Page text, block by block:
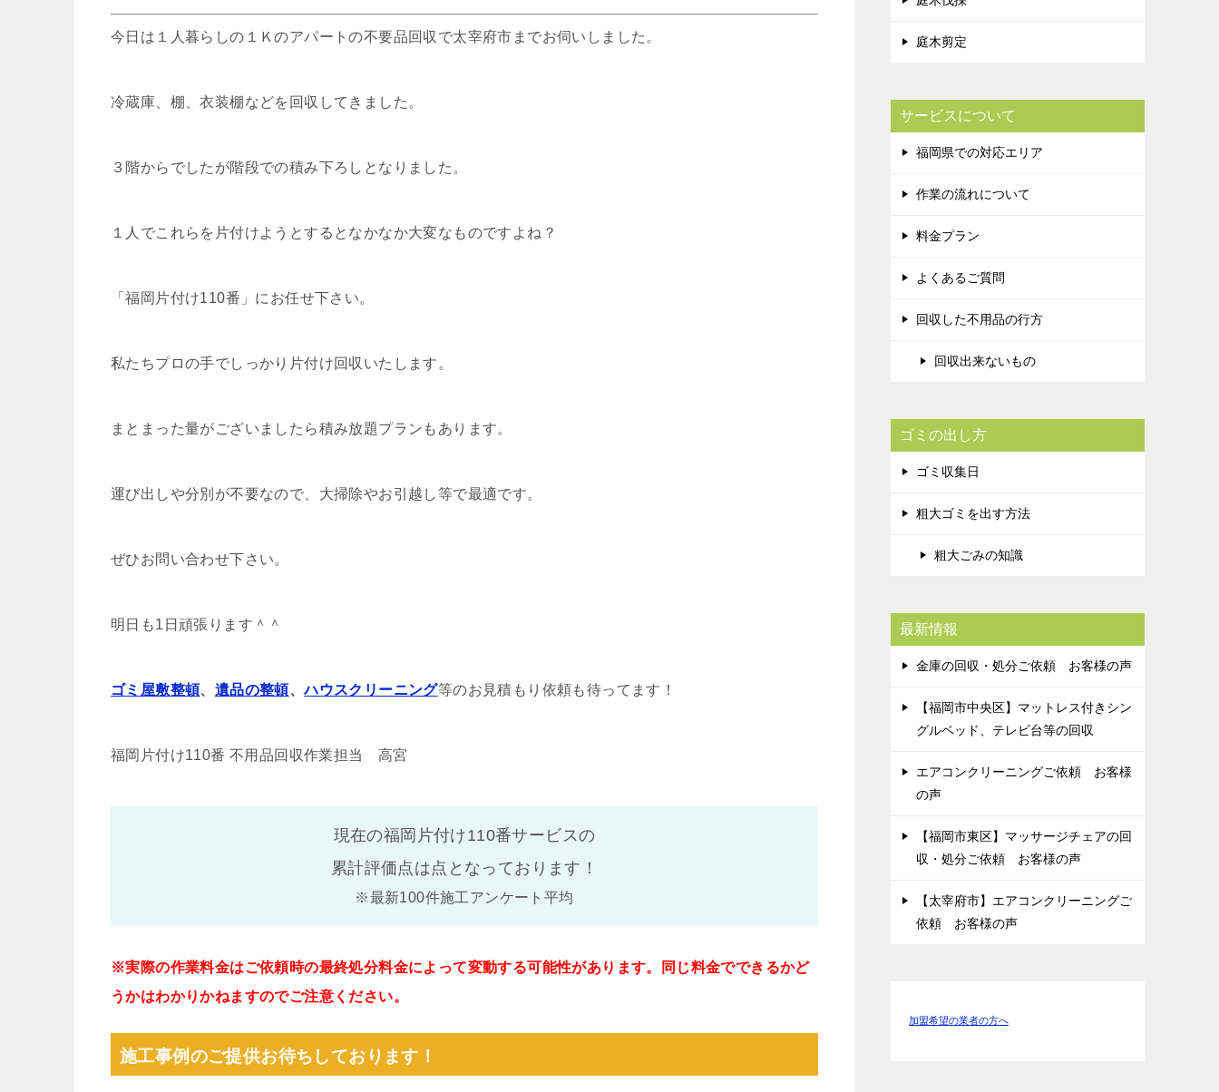
今日は１人暮らしの１Ｋのアパートの不要品回収で太宰府市までお伺いしました。
冷蔵庫、棚、衣装棚などを回収してきました。
３階からでしたが階段での積み下ろしとなりました。
１人でこれらを片付けようとするとなかなか大変なものですよね？
「福岡片付け110番」にお任せ下さい。
私たちプロの手でしっかり片付け回収いたします。
まとまった量がございましたら積み放題プランもあります。
運び出しや分別が不要なので、大掃除やお引越し等で最適です。
ぜひお問い合わせ下さい。
明日も1日頑張ります＾＾
ゴミ屋敷整頓、 遺品の整頓、ハウスクリーニング等のお見積もり依頼も待ってます！
福岡片付け110番 不用品回収作業担当 高宮
現在の福岡片付け110番サービスの
累計評価点は点となっております！
※最新100件施工アンケート平均
※実際の作業料金はご依頼時の最終処分料金によって変動する可能性があります。同じ料金でできるかど
うかはわかりかねますのでご注意ください。
施工事例のご提供お待ちしております！
庭木剪定
サービスについて
福岡県での対応エリア
作業の流れについて
料金プラン
よくあるご質問
回収した不用品の行方
回収出来ないもの
ゴミの出し方
ゴミ収集日
粗大ゴミを出す方法
粗大ごみの知識
最新情報
金庫の回収・処分ご依頼 お客様の声
【福岡市中央区】マットレス付きシン
グルベッド、テレビ台等の回収
エアコンクリーニングご依頼 お客様
の声
【福岡市東区】マッサージチェアの回
収・処分ご依頼 お客様の声
【太宰府市】エアコンクリーニングご
依頼 お客様の声
加盟希望の業者の方へ